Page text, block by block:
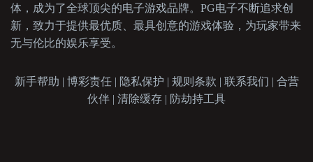
体，成为了全球顶尖的电子游戏品牌。PG电子不断追求创
新，致力于提供最优质、最具创意的游戏体验，为玩家带来
无与伦比的娱乐享受。
新手帮助 | 博彩责任 | 隐私保护 | 规则条款 | 联系我们 | 合营
伙伴 | 清除缓存 | 防劫持工具